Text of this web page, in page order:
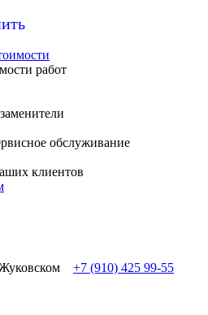
работ
обслуживание
клиентов
+7 (910) 425 99-55